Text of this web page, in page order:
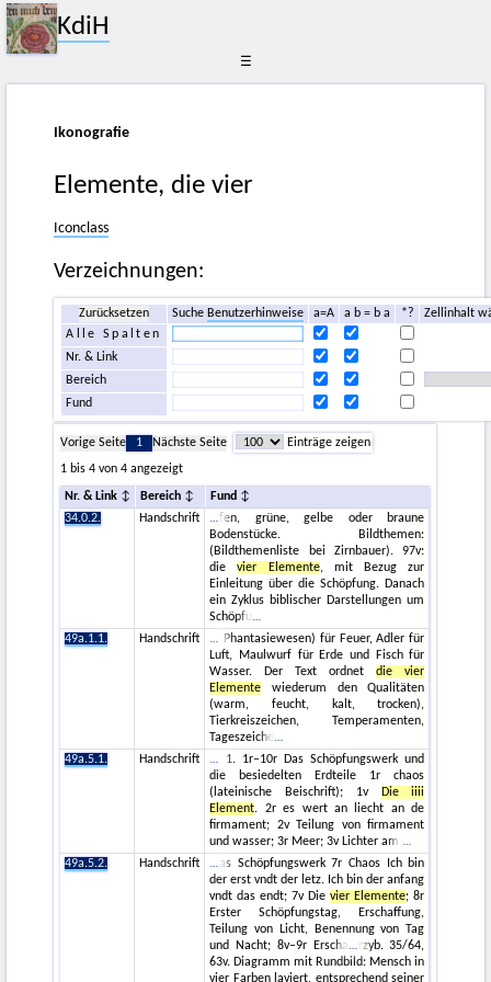
KdiH
☰
Ikonografie
Elemente, die vier
Iconclass
Verzeichnungen:
Zurücksetzen Suche Benutzerhinweise a=A a b = b a *?
Zellinhalt
Alle Spalten
Nr. & Link
Bereich
Fund
Vorige Seite 1 Nächste Seite
Einträge zeigen
1 bis 4 von 4 angezeigt
Nr. & Link Bereich
Fund
34.0.2.
Handschrift
fen, grüne, gelbe oder braune
Bodenstücke. Bildthemen:
(Bildthemenliste bei Zirnbauer). 97v:
dievier Elemente, mit Bezug zur
Einleitung über die Schöpfung. Danach
ein Zyklus biblischer Darstellungen um
Schöpfu
49a.1.1.
Handschrift
Phantasiewesen) für Feuer, Adler für
Luft, Maulwurf für Erde und Fisch für
Wasser. Der Text ordnetdie vier
Elemente wiederum den Qualitäten
(warm, feucht, kalt, trocken),
Tierkreiszeichen, Temperamenten,
Tageszeiche
49a.5.1.
Handschrift
1. 1r–10r Das Schöpfungswerk und
die besiedelten Erdteile 1r chaos
(lateinische Beischrift); 1v
Die iiii
Element. 2r es wert an liecht an de
firmament; 2v Teilung von firmament
und wasser; 3r Meer; 3v Lichter am
49a.5.2.
Handschrift
as Schöpfungswerk 7r Chaos Ich bin
der erst vndt der letz. Ich bin der anfang
vndt das endt; 7v Dievier Elemente; 8r
Erster Schöpfungstag, Erschaffung,
Teilung von Licht, Benennung von Tag
und Nacht; 8v–9r Erscha
rzyb. 35/64,
63v. Diagramm mit Rundbild: Mensch in
vier Farben laviert, entsprechend seiner